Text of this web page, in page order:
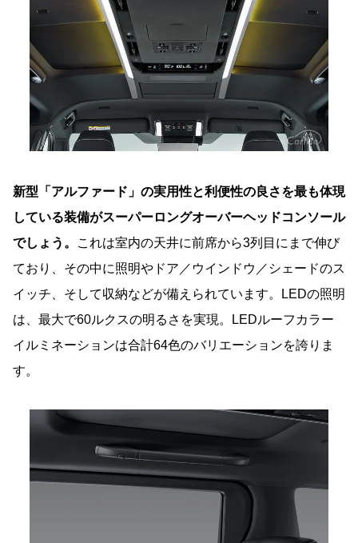
新型「アルファード」の実用性と利便性の良さを最も体現
している装備がスーパーロングオーバーヘッドコンソール
でしょう。
これは室内の天井に前席から3列目にまで伸び
ており、その中に照明やドア／ウインドウ／シェードのス
イッチ、そして収納などが備えられています。LEDの照明
は、最大で60ルクスの明るさを実現。LEDルーフカラー
イルミネーションは合計64色のバリエーションを誇りま
す。